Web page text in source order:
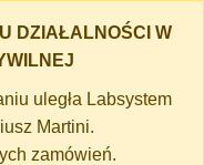
DZIAŁALNOŚCI W
uległa Labsystem
Martini.
zamówień.